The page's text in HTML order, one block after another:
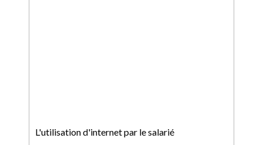
L'utilisation d'internet par le salarié